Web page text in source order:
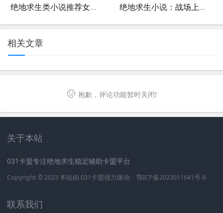
绝地求生类小说推荐女主必看-绝地求生题材小说中有哪些优秀的女主角 绝地求生小说：战场上的生存奇迹-绝地求生类小说推荐：热血与策略的结合
相关文章
抱歉，评论功能暂时关闭!
关于本站
031卡盟专注绝地求生稳定辅助卡盟平台
Copyright © 2023 本站由 031卡盟强力驱动 鄂ICP备2023011641号-6
联系我们